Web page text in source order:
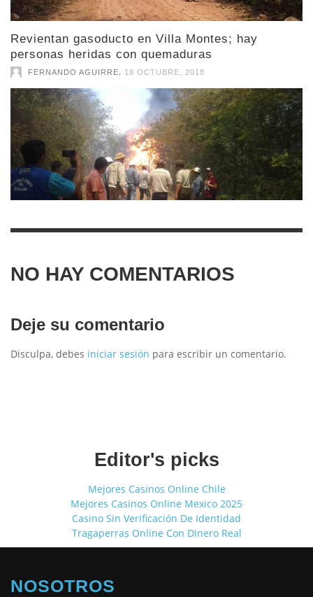
Revientan gasoducto en Villa Montes; hay
personas heridas con quemaduras
FERNANDO AGUIRRE 18 OCTUBRE, 2018
NO HAY COMENTARIOS
Deje su comentario
Disculpa, debes iniciar sesión para escribir un comentario.
Editor's picks
Mejores Casinos Online Chile
Mejores Casinos Online Mexico 2025
Casino Sin Verificación De Identidad
Tragaperras Online Con Dinero Real
NOSOTROS